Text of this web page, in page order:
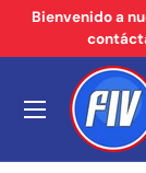
Ir al
Bienvenido a
Buscar
Tipo de producto
Menú